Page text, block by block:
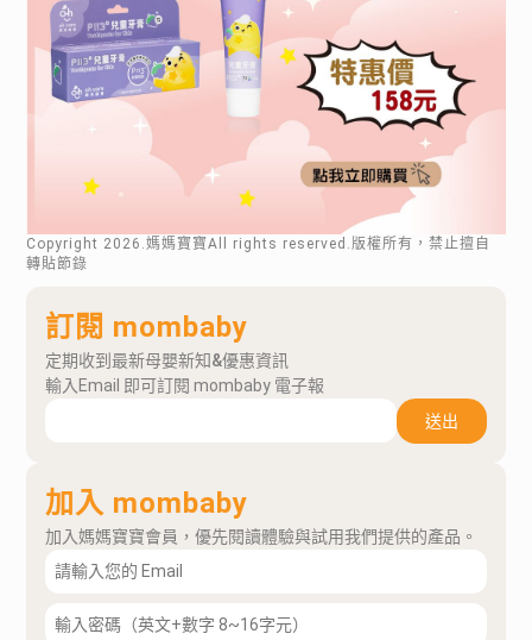
Copyright 2026 .媽媽寶寶All rights reserved.版權所有，禁止擅自
轉貼節錄
訂閱 mombaby
定期收到最新母嬰新知&優惠資訊
輸入Email 即可訂閱 mombaby 電子報
送出
加入 mombaby
加入媽媽寶寶會員，優先閱讀體驗與試用我們提供的產品。